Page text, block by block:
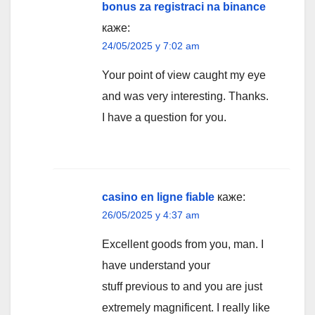
bonus za registraci na binance
каже:
24/05/2025 у 7:02 am
Your point of view caught my eye
and was very interesting. Thanks.
I have a question for you.
casino en ligne fiable каже:
26/05/2025 у 4:37 am
Excellent goods from you, man. I
have understand your
stuff previous to and you are just
extremely magnificent. I really like